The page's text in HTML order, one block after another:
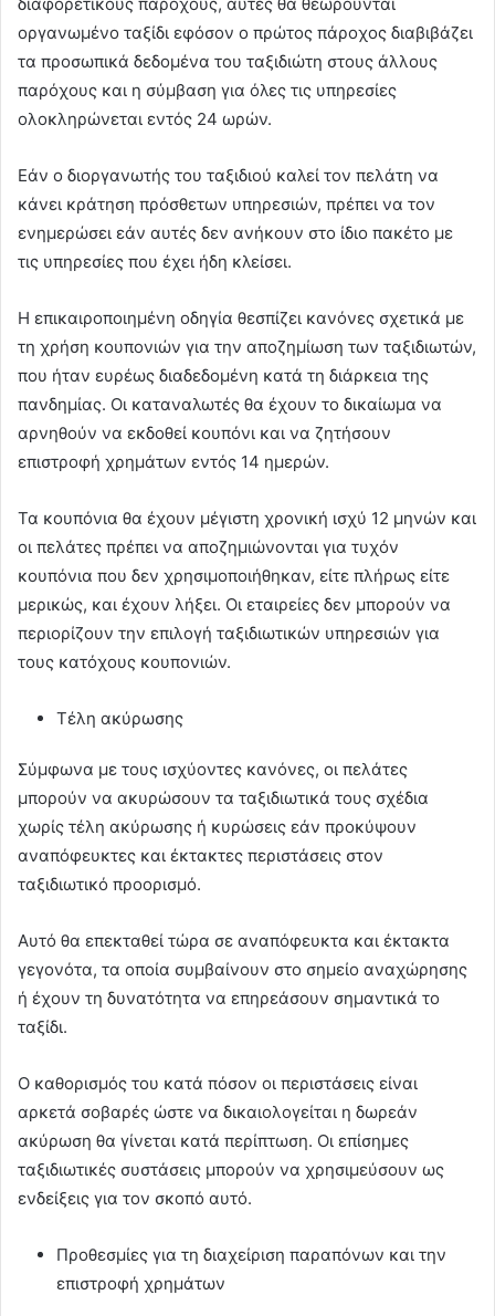
διαφορετικούς παρόχους, αυτές θα θεωρούνται
οργανωμένο ταξίδι εφόσον ο πρώτος πάροχος διαβιβάζει
τα προσωπικά δεδομένα του ταξιδιώτη στους άλλους
παρόχους και η σύμβαση για όλες τις υπηρεσίες
ολοκληρώνεται εντός 24 ωρών.
Εάν ο διοργανωτής του ταξιδιού καλεί τον πελάτη να
κάνει κράτηση πρόσθετων υπηρεσιών, πρέπει να τον
ενημερώσει εάν αυτές δεν ανήκουν στο ίδιο πακέτο με
τις υπηρεσίες που έχει ήδη κλείσει.
Η επικαιροποιημένη οδηγία θεσπίζει κανόνες σχετικά με
τη χρήση κουπονιών για την αποζημίωση των ταξιδιωτών,
που ήταν ευρέως διαδεδομένη κατά τη διάρκεια της
πανδημίας. Οι καταναλωτές θα έχουν το δικαίωμα να
αρνηθούν να εκδοθεί κουπόνι και να ζητήσουν
επιστροφή χρημάτων εντός 14 ημερών.
Τα κουπόνια θα έχουν μέγιστη χρονική ισχύ 12 μηνών και
οι πελάτες πρέπει να αποζημιώνονται για τυχόν
κουπόνια που δεν χρησιμοποιήθηκαν, είτε πλήρως είτε
μερικώς, και έχουν λήξει. Οι εταιρείες δεν μπορούν να
περιορίζουν την επιλογή ταξιδιωτικών υπηρεσιών για
τους κατόχους κουπονιών.
Τέλη ακύρωσης
Σύμφωνα με τους ισχύοντες κανόνες, οι πελάτες
μπορούν να ακυρώσουν τα ταξιδιωτικά τους σχέδια
χωρίς τέλη ακύρωσης ή κυρώσεις εάν προκύψουν
αναπόφευκτες και έκτακτες περιστάσεις στον
ταξιδιωτικό προορισμό.
Αυτό θα επεκταθεί τώρα σε αναπόφευκτα και έκτακτα
γεγονότα, τα οποία συμβαίνουν στο σημείο αναχώρησης
ή έχουν τη δυνατότητα να επηρεάσουν σημαντικά το
ταξίδι.
Ο καθορισμός του κατά πόσον οι περιστάσεις είναι
αρκετά σοβαρές ώστε να δικαιολογείται η δωρεάν
ακύρωση θα γίνεται κατά περίπτωση. Οι επίσημες
ταξιδιωτικές συστάσεις μπορούν να χρησιμεύσουν ως
ενδείξεις για τον σκοπό αυτό.
Προθεσμίες για τη διαχείριση παραπόνων και την
επιστροφή χρημάτων